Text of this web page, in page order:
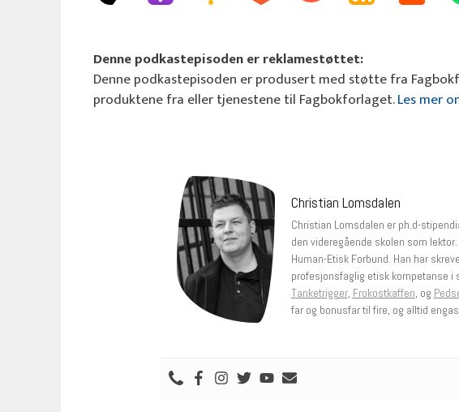
Denne podkastepisoden er reklamestøttet:
Denne podkastepisoden er produsert med støtte fra
produktene fra eller tjenestene til Fagbokforlaget.Les mer
Christian Lomsdalen
Christian Lomsdalen er ph.d-
den videregående skolen som
Human-Etisk Forbund. Han har
profesjonsfaglig etisk kompetanse i
Tanketrigger, Frokostkaffen, og
far og bonusfar til fire, og alltid